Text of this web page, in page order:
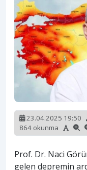
23.04.2025 19:50
864 okunma
Prof. Dr. Naci
gelen depremin